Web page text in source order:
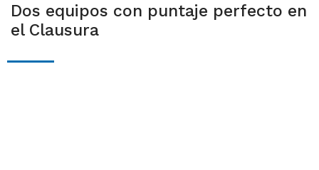
Dos equipos con puntaje perfecto en
el Clausura